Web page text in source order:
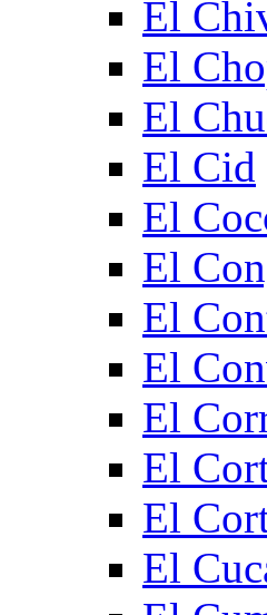
El
El
El
El Cid
El
El
El
El
El
El
El
El